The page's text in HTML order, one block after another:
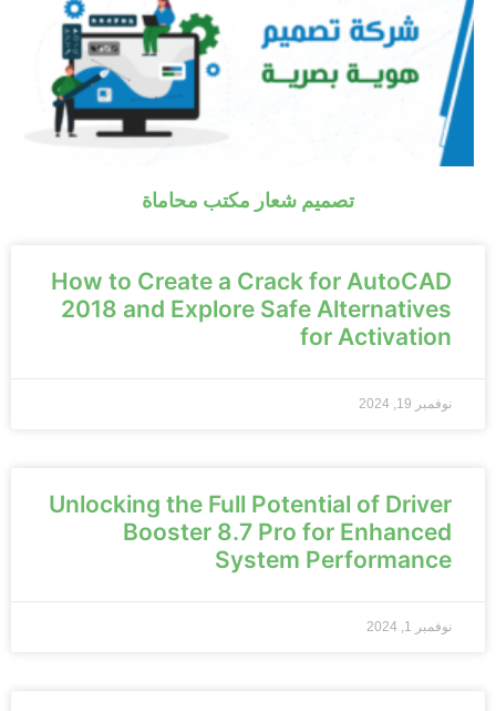
تصميم شعار مكتب محاماة
How to Create a Crack for AutoCAD
2018 and Explore Safe Alternatives
for Activation
نوفمبر 19, 2024
Unlocking the Full Potential of Driver
Booster 8.7 Pro for Enhanced
System Performance
نوفمبر 1, 2024